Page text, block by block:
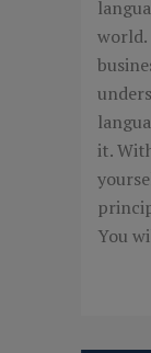
world.
it.
You